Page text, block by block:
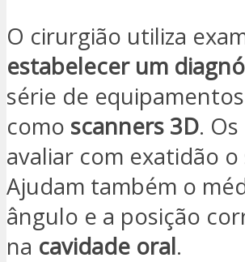
O cirurgião utiliza
estabelecer um
série de
como scanners 3D.
avaliar com exatidão
Ajudam também o
ângulo e a posição
na cavidade oral.